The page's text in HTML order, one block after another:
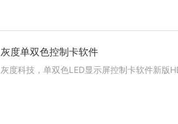
灰度单双色控制卡软件
灰度科技，单双色LED显示屏控制卡软件新